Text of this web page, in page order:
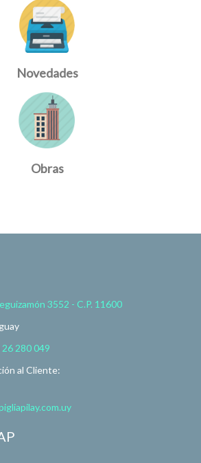
Novedades
Obras
3552 - C.P. 11600
26 280 049
al Cliente: